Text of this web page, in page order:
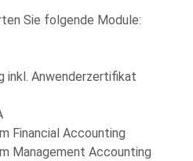
Sie folgende Module:
inkl. Anwenderzertifikat
Financial Accounting
Management Accounting